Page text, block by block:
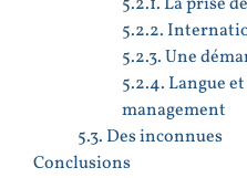
5.2.2.
5.2.3. Une
5.2.4. Langue
management
5.3. Des inconnues
Conclusions